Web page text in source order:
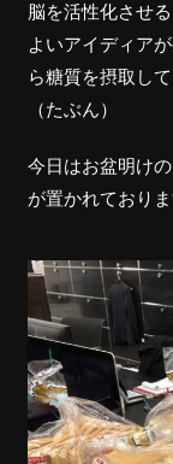
脳を活性化させ
よいアイディア
ら糖質を摂取して
（たぶん）
今日はお盆明け
が置かれておりま